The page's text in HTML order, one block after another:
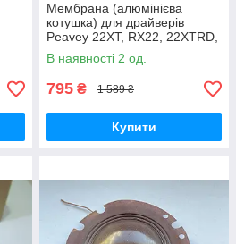
Мембрана (алюмінієва
котушка) для драйверів
Peavey 22XT, RX22, 22XTRD,
22A, 22T, 22XT +, 2200
В наявності 2 од.
795 ₴ 1 589 ₴
Купити